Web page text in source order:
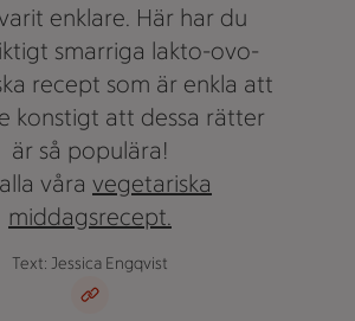
enklare. Här har du
smarriga lakto-ovo-
recept som är enkla att
konstigt att dessa rätter
är så populära!
våra vegetariska
middagsrecept.
Text: Jessica Engqvist